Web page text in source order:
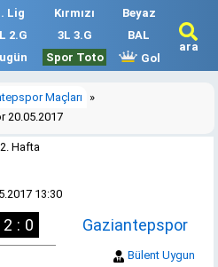
Lig Kırmızı
Beyaz
2.G 3L 3.G
BAL
Spor Toto Gol
ara
Maçları
»
20.05.2017
Hafta
13:30
2 : 0 Gaziantepspor
Bülent Uygun